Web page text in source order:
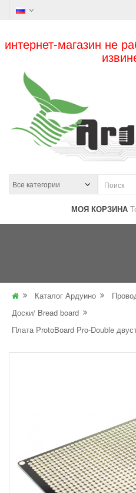
интернет-магазин не
МОЯ КОРЗИНА
Каталог Ардуино
Доски/ Bread board
Плата ProtoBoard Pro-Double